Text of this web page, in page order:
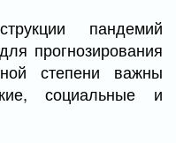
пандемий
прогнозирования
степени важны
социальные и